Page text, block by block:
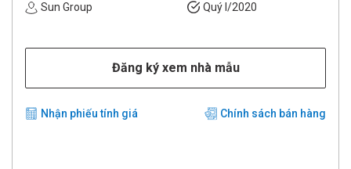
Sun Group
Quý I/2020
Đăng ký xem nhà mẫu
Nhận phiếu tính giá Chính sách bán hàng